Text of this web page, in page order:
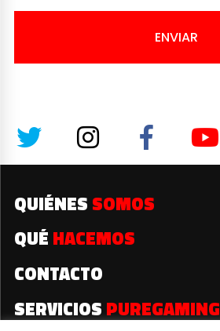
ENVIAR
QUIÉNES SOMOS
QUÉ HACEMOS
CONTACTO
SERVICIOS PUREGAMING